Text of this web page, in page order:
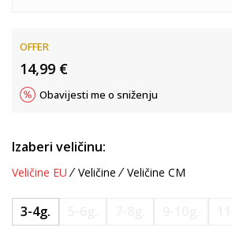
OFFER
14,99 €
Obavijesti me o sniženju
Izaberi veličinu:
Veličine EU Veličine Veličine CM
3-4g.